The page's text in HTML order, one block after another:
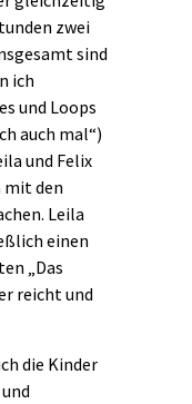
zwei
sind
ich
und Loops
auch mal“)
und Felix
mit den
Leila
einen
„Das
reicht und
die Kinder